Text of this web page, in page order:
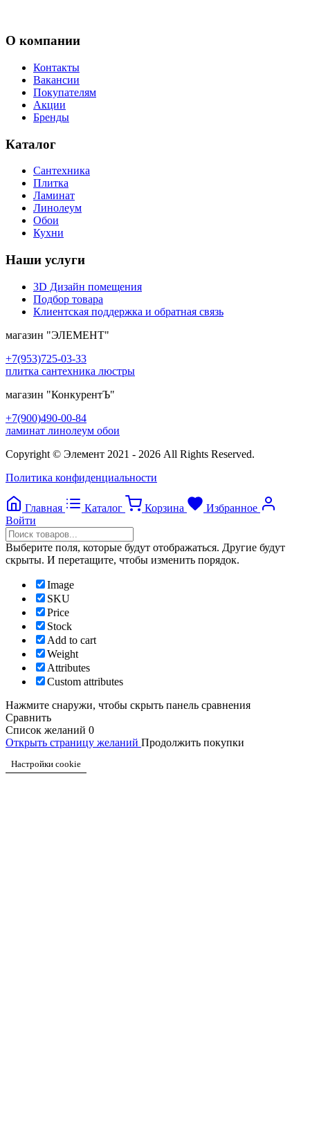
О компании
Контакты
Вакансии
Покупателям
Акции
Бренды
Каталог
Сантехника
Плитка
Ламинат
Линолеум
Обои
Кухни
Наши услуги
3D Дизайн помещения
Подбор товара
Клиентская поддержка и обратная связь
магазин "ЭЛЕМЕНТ"
+7(953)725-03-33
плитка сантехника люстры
магазин "КонкурентЪ"
+7(900)490-00-84
ламинат линолеум обои
Copyright © Элемент 2021 - 2026 All Rights Reserved.
Политика конфиденциальности
Главная Каталог Корзина
Избранное
Войти
Выберите поля, которые будут отображаться. Другие будут
скрыты. И перетащите, чтобы изменить порядок.
Image
SKU
Price
Stock
Add to cart
Weight
Attributes
Custom attributes
Нажмите снаружи, чтобы скрыть панель сравнения
Сравнить
Список желаний 0
Открыть страницу желаний Продолжить покупки
Настройки cookie